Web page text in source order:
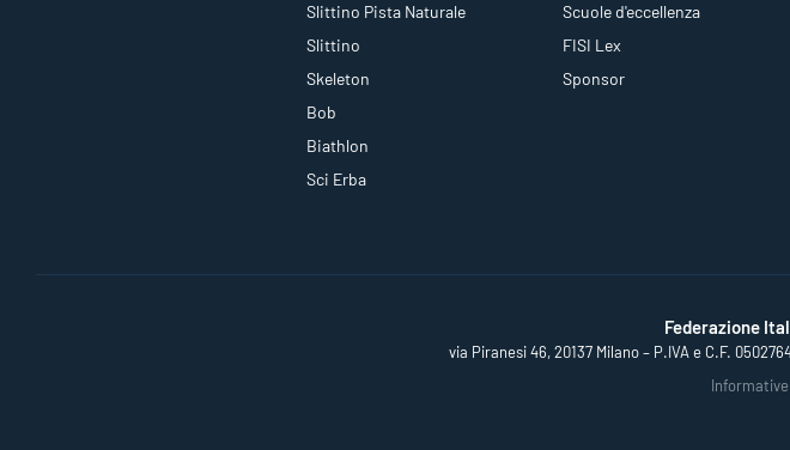
Slittino Pista Naturale
Slittino
Skeleton
Bob
Biathlon
Sci Erba
Scuole d'eccellenza
FISI Lex
Sponsor
Federazione
via Piranesi 46, 20137 Milano – P.IVA e C.F.